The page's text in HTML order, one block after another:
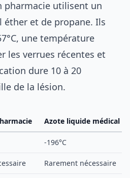
pharmacie utilisent un
éther et de propane. Ils
une température
les verrues récentes et
dure 10 à 20
de la lésion.
Azote liquide médical
-196°C
Rarement nécessaire